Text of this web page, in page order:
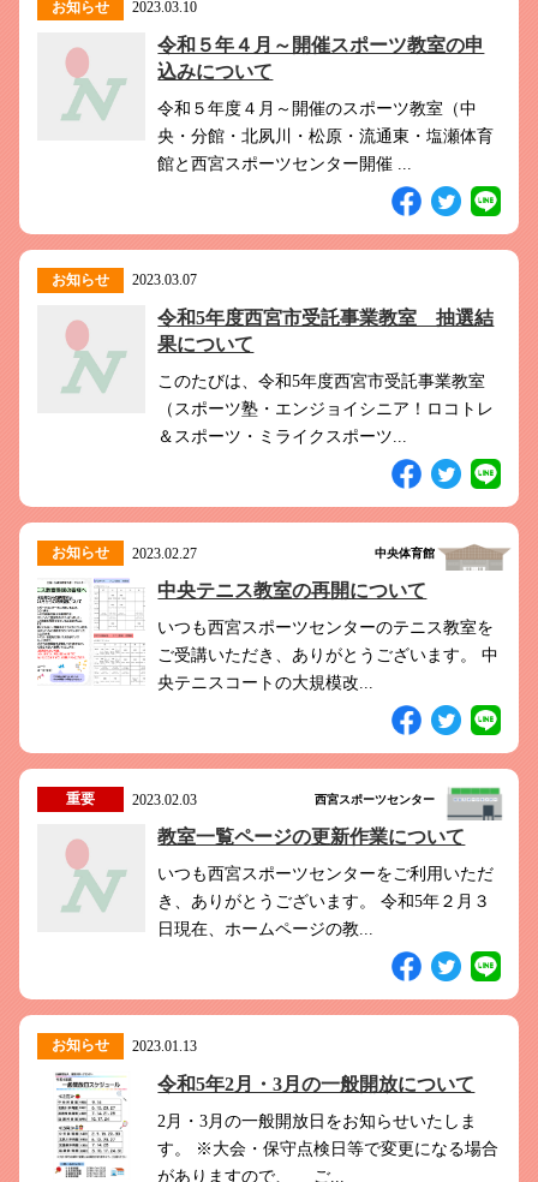
お知らせ 2023.03.10
令和５年４月～開催スポーツ教室の申
込みについて
令和５年度４月～開催のスポーツ教室（中
央・分館・北夙川・松原・流通東・塩瀬体育
館と西宮スポーツセンター開催 ...
お知らせ 2023.03.07
令和5年度西宮市受託事業教室 抽選結
果について
このたびは、令和5年度西宮市受託事業教室
（スポーツ塾・エンジョイシニア！ロコトレ
＆スポーツ・ミライクスポーツ...
お知らせ 2023.02.27 中央体育館
中央テニス教室の再開について
いつも西宮スポーツセンターのテニス教室を
ご受講いただき、ありがとうございます。 中
央テニスコートの大規模改...
重要 2023.02.03 西宮スポーツセンター
教室一覧ページの更新作業について
いつも西宮スポーツセンターをご利用いただ
き、ありがとうございます。 令和5年２月３
日現在、ホームページの教...
お知らせ 2023.01.13
令和5年2月・3月の一般開放について
2月・3月の一般開放日をお知らせいたしま
す。 ※大会・保守点検日等で変更になる場合
がありますので、 ご...